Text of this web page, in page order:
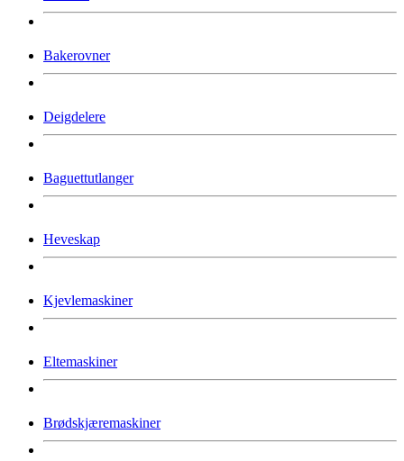
Bakerovner
Deigdelere
Baguettutlanger
Heveskap
Kjevlemaskiner
Eltemaskiner
Brødskjæremaskiner